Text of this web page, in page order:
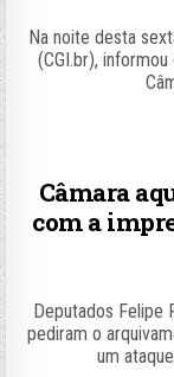
Na noite desta
(CGI.br),
Câmara
com a
Deputados Felipe
pediram o
um